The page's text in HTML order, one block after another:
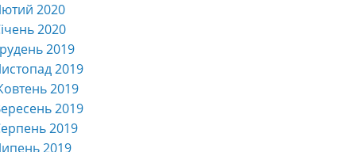
2020
2020
2019
2019
2019
2019
2019
2019